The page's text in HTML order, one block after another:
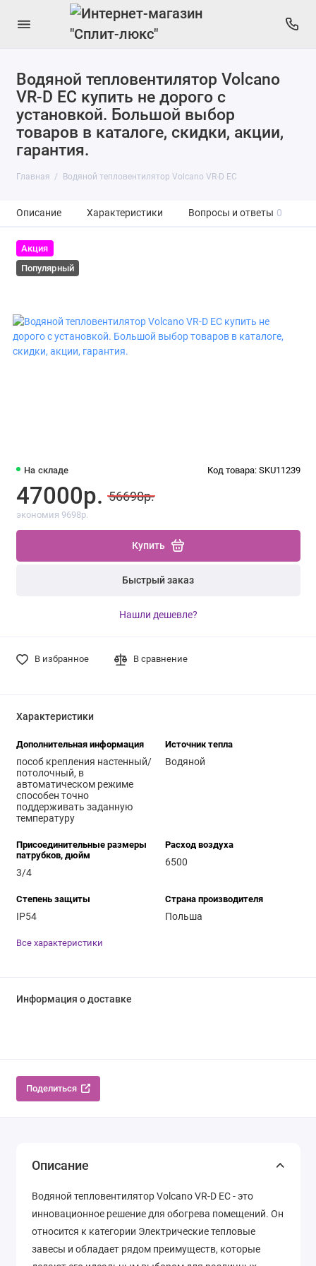
Водяной тепловентилятор Volcano
VR-D EC купить не дорого с
установкой. Большой выбор
товаров в каталоге, скидки, акции,
гарантия.
Главная Водяной тепловентилятор Volcano VR-D EC
Описание Характеристики Вопросы и ответы 0
Акция
Популярный
На складе Код товара: SKU11239
47000р. 56698р.
экономия 9698р.
Купить
Быстрый заказ
Нашли дешевле?
В избранное В сравнение
Характеристики
Дополнительная информация
пособ крепления настенный/
потолочный, в
автоматическом режиме
способен точно
поддерживать заданную
температуру
Источник тепла
Водяной
Присоединительные размеры
патрубков, дюйм
3/4
Расход воздуха
6500
Степень защиты
IP54
Страна производителя
Польша
Все характеристики
Информация о доставке
Поделиться
Описание
Водяной тепловентилятор Volcano VR-D EC - это
инновационное решение для обогрева помещений. Он
относится к категории Электрические тепловые
завесы и обладает рядом преимуществ, которые